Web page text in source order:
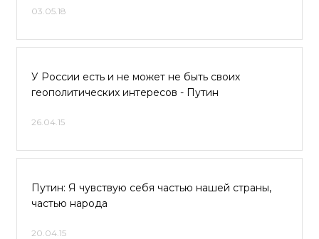
03.05.18
У России есть и не может не быть своих
геополитических интересов - Путин
26.04.15
Путин: Я чувствую себя частью нашей страны,
частью народа
20.04.15